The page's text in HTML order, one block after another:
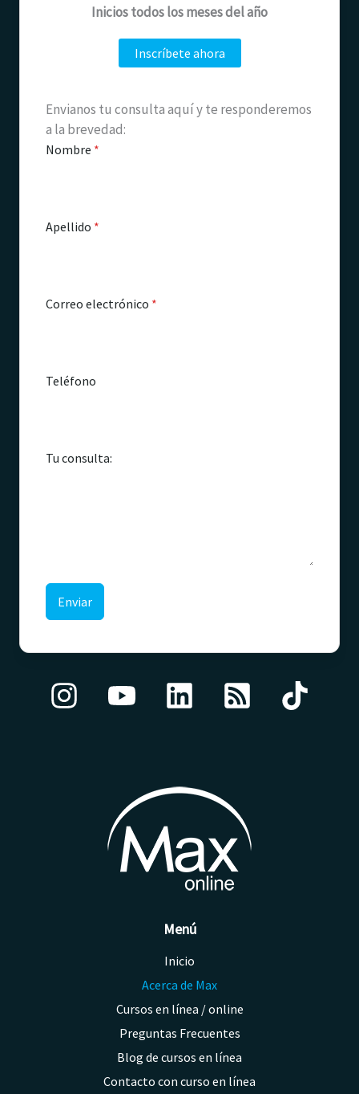
Inicios todos los meses del año
Inscríbete ahora
Envianos tu consulta aquí y te responderemos
a la brevedad:
Nombre *
Apellido *
Correo electrónico *
Teléfono
Tu consulta:
Enviar
Menú
Inicio
Acerca de Max
Cursos en línea / online
Preguntas Frecuentes
Blog de cursos en línea
Contacto con curso en línea